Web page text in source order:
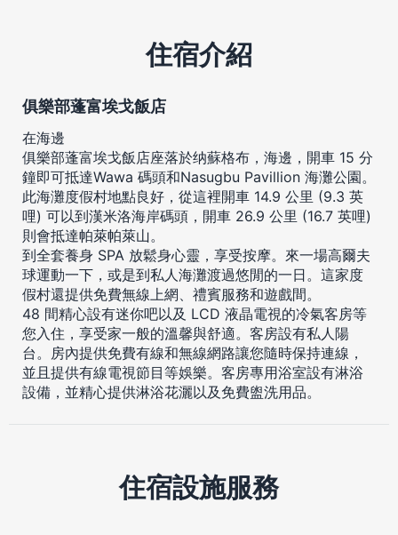
住宿介紹
俱樂部蓬富埃戈飯店
在海邊
俱樂部蓬富埃戈飯店座落於纳蘇格布，海邊，開車 15 分
鐘即可抵達Wawa 碼頭和Nasugbu Pavillion 海灘公園。
此海灘度假村地點良好，從這裡開車 14.9 公里 (9.3 英
哩) 可以到漢米洛海岸碼頭，開車 26.9 公里 (16.7 英哩)
則會抵達帕萊帕萊山。
到全套養身 SPA 放鬆身心靈，享受按摩。來一場高爾夫
球運動一下，或是到私人海灘渡過悠閒的一日。這家度
假村還提供免費無線上網、禮賓服務和遊戲間。
48 間精心設有迷你吧以及 LCD 液晶電視的冷氣客房等
您入住，享受家一般的溫馨與舒適。客房設有私人陽
台。房內提供免費有線和無線網路讓您隨時保持連線，
並且提供有線電視節目等娛樂。客房專用浴室設有淋浴
設備，並精心提供淋浴花灑以及免費盥洗用品。
住宿設施服務